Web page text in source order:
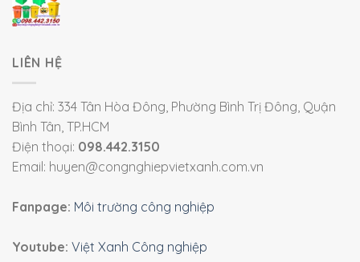
LIÊN HỆ
Địa chỉ: 334 Tân Hòa Đông, Phường Bình Trị Đông, Quận
Bình Tân, TP.HCM
Điện thoại: 098.442.3150
Email: huyen@congnghiepvietxanh.com.vn
Fanpage: Môi trường công nghiệp
Youtube: Việt Xanh Công nghiệp